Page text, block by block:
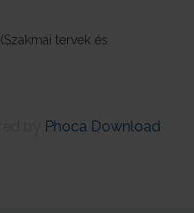
(Szakmai tervek és
Phoca Download